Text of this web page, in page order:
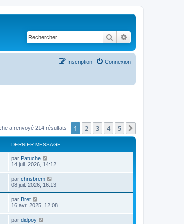
Rechercher
Connexion
Inscription
a renvoyé 214 résultats 1 2 3 4 5
DERNIER MESSAGE
D
e
i
e
r
m
e
s
s
par Patuche
14 juil. 2026, 14:12
D
e
i
e
r
m
par chrisbrem
08 juil. 2026, 16:13
D
e
i
par Bret
16 avr. 2025, 12:08
D
par didpoy